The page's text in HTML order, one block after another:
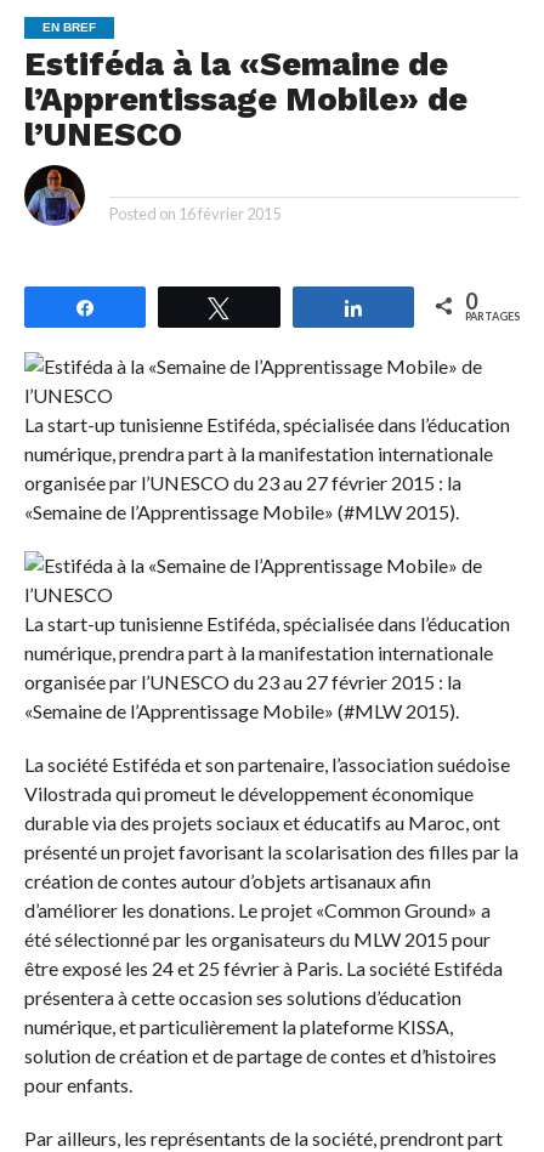
EN BREF
Estiféda à la «Semaine de
l’Apprentissage Mobile» de
l’UNESCO
Posted on 16 février 2015
Partagez 0
PARTAGES
La start-up tunisienne Estiféda, spécialisée dans l’éducation
numérique, prendra part à la manifestation internationale
organisée par l’UNESCO du 23 au 27 février 2015 : la
«Semaine de l’Apprentissage Mobile» (#MLW 2015).
La start-up tunisienne Estiféda, spécialisée dans l’éducation
numérique, prendra part à la manifestation internationale
organisée par l’UNESCO du 23 au 27 février 2015 : la
«Semaine de l’Apprentissage Mobile» (#MLW 2015).
La société Estiféda et son partenaire, l’association suédoise
Vilostrada qui promeut le développement économique
durable via des projets sociaux et éducatifs au Maroc, ont
présenté un projet favorisant la scolarisation des filles par la
création de contes autour d’objets artisanaux afin
d’améliorer les donations. Le projet «Common Ground» a
été sélectionné par les organisateurs du MLW 2015 pour
être exposé les 24 et 25 février à Paris. La société Estiféda
présentera à cette occasion ses solutions d’éducation
numérique, et particulièrement la plateforme KISSA,
solution de création et de partage de contes et d’histoires
pour enfants.
Par ailleurs, les représentants de la société, prendront part